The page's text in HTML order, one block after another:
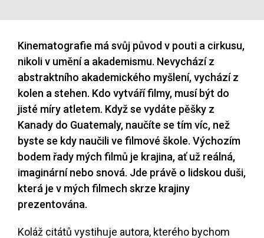
Kinematografie má svůj původ v pouti a cirkusu,
nikoli v umění a akademismu. Nevychází z
abstraktního akademického myšlení, vychází z
kolen a stehen. Kdo vytváří filmy, musí být do
jisté míry atletem. Když se vydáte pěšky z
Kanady do Guatemaly, naučíte se tím víc, než
byste se kdy naučili ve filmové škole. Výchozím
bodem řady mých filmů je krajina, ať už reálná,
imaginární nebo snová. Jde právě o lidskou duši,
která je v mých filmech skrze krajiny
prezentována.
Koláž citátů vystihuje autora, kterého bychom